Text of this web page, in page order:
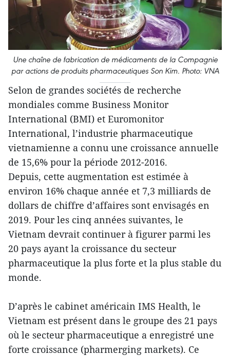
Une chaîne de fabrication de médicaments de la Compagnie
par actions de produits pharmaceutiques Son Kim. Photo: VNA
Selon de grandes sociétés de recherche
mondiales comme Business Monitor
International (BMI) et Euromonitor
International, l’industrie pharmaceutique
vietnamienne a connu une croissance annuelle
de 15,6% pour la période 2012-2016.
Depuis, cette augmentation est estimée à
environ 16% chaque année et 7,3 milliards de
dollars de chiffre d’affaires sont envisagés en
2019. Pour les cinq années suivantes, le
Vietnam devrait continuer à figurer parmi les
20 pays ayant la croissance du secteur
pharmaceutique la plus forte et la plus stable du
monde.
D’après le cabinet américain IMS Health, le
Vietnam est présent dans le groupe des 21 pays
où le secteur pharmaceutique a enregistré une
forte croissance (pharmerging markets). Ce